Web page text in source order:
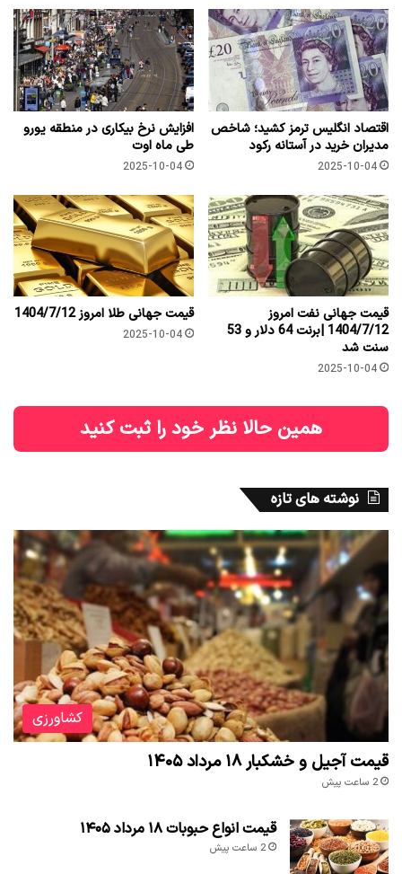
اقتصاد انگلیس ترمز کشید؛ شاخص
مدیران خرید در آستانه رکود
2025-10-04
افزایش نرخ بیکاری در منطقه یورو
طی ماه اوت
2025-10-04
قیمت جهانی نفت امروز
1404/7/12 |برنت 64 دلار و 53
سنت شد
2025-10-04
قیمت جهانی طلا امروز 1404/7/12
2025-10-04
همین حالا نظر خود را ثبت کنید
نوشته های تازه
کشاورزی
قیمت آجیل و خشکبار ۱۸ مرداد ۱۴۰۵
2 ساعت پیش
قیمت انواع حبوبات ۱۸ مرداد ۱۴۰۵
2 ساعت پیش